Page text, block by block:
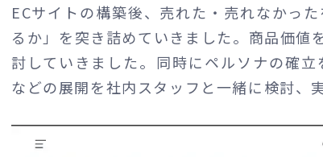
ECサイトの構築後、売れた・売れなかっ
るか」を突き詰めていきました。商品価値
討していきました。同時にペルソナの確
などの展開を社内スタッフと一緒に検討、